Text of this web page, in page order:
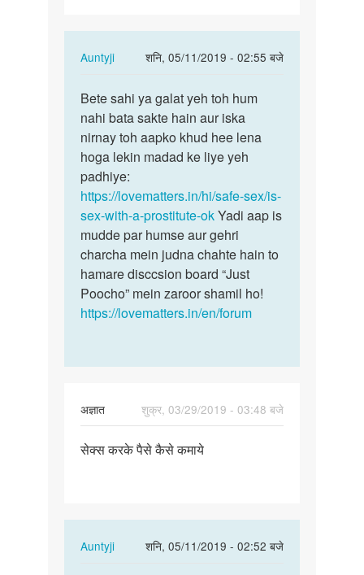
Auntyji
शनि, 05/11/2019 - 02:55 बजे
In
to
Sex
worker
se
pyar
karna…
by
Parvez
Bete
sahi
ya
galat
yeh
toh…
Bete sahi ya galat yeh toh hum
nahi bata sakte hain aur iska
nirnay toh aapko khud hee lena
hoga lekin madad ke liye yeh
padhiye:
https://lovematters.in/hi/safe-sex/is-
sex-with-a-prostitute-okYadi aap is
mudde par humse aur gehri
charcha mein judna chahte hain to
hamare disccsion board “Just
Poocho” mein zaroor shamil ho!
https://lovematters.in/en/forum
अज्ञात
शुक्र, 03/29/2019 - 03:48 बजे
सेक्स
सेक्स करके पैसे कैसे कमाये
Auntyji
शनि, 05/11/2019 - 02:52 बजे
In